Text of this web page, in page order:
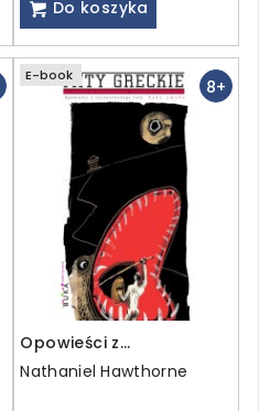
Do koszyka
8+
E-book
Opowieści z
zaczarowanego lasu.
Zęby smoka / ebook
Nathaniel Hawthorne